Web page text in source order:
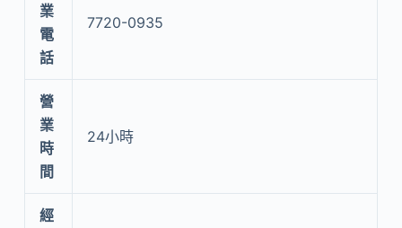
業
電
話
7720-0935
營
業
時
間
24小時
經